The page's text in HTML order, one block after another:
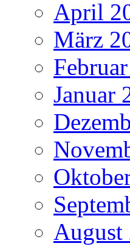
April
März
Januar
August